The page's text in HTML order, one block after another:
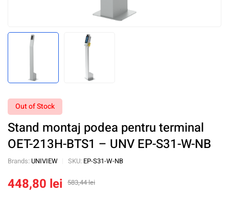
Out of Stock
Stand montaj podea pentru terminal
OET-213H-BTS1 – UNV EP-S31-W-NB
Brands: UNIVIEW SKU: EP-S31-W-NB
583,44lei
448,80 lei